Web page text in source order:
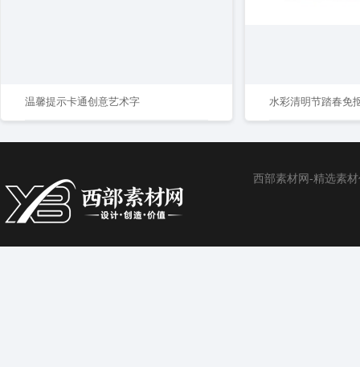
温馨提示卡通创意艺术字 水彩清明节踏春免
西部素材网-精选素